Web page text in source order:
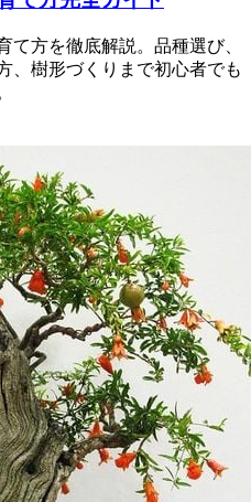
て方を徹底解説。品種選び、
、樹形づくりまで初心者でも